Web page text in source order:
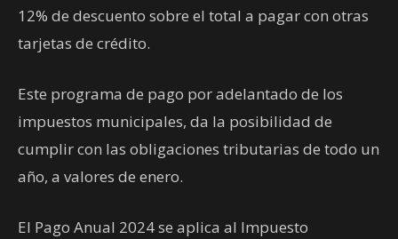
12% de descuento sobre el total a pagar con otras
tarjetas de crédito.
Este programa de pago por adelantado de los
impuestos municipales, da la posibilidad de
cumplir con las obligaciones tributarias de todo un
año, a valores de enero.
El Pago Anual 2024 se aplica al Impuesto